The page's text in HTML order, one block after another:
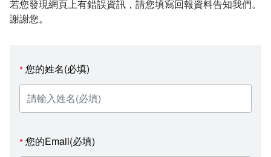
若您發現網頁上有錯誤資訊，請您填寫回報資料告知我們。
謝謝您。
*您的姓名(必填)
*您的Email(必填)